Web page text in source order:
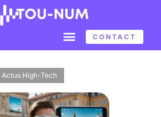
CONTACT
Actus High-Tech